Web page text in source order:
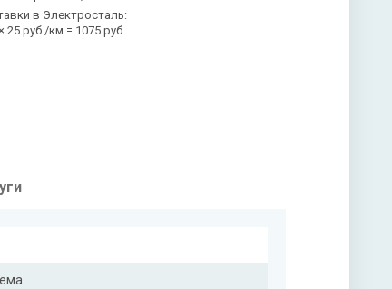
в Электросталь:
руб./км = 1075 руб.